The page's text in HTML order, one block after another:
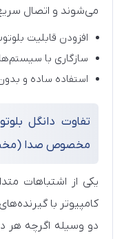
می‌شوند و اتصال
افزودن قابلیت
سازگاری با
استفاده ساده و
تفاوت دانگل
مخصوص صدا
یکی از اشتباهات
کامپیوتر با
دو وسیله اگرچه هر